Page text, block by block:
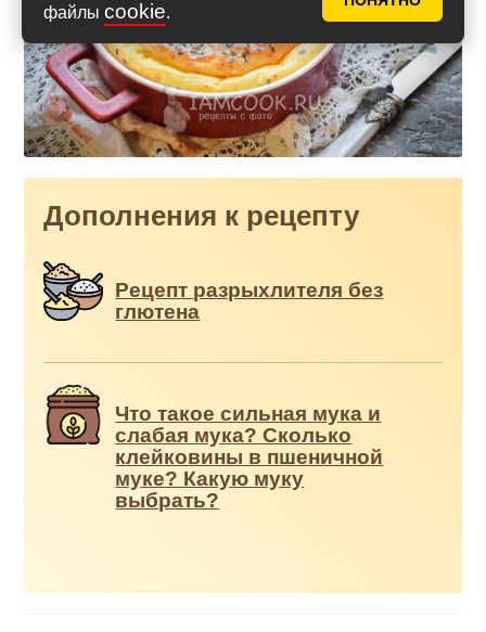
файлы cookie.
Дополнения к рецепту
Рецепт разрыхлителя без
глютена
Что такое сильная мука и
слабая мука? Сколько
клейковины в пшеничной
муке? Какую муку
выбрать?